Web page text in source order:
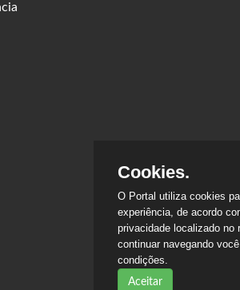
Cookies.
O Portal utiliza cookies
experiência, de acordo
privacidade localizado no
continuar navegando
condições.
Aceitar